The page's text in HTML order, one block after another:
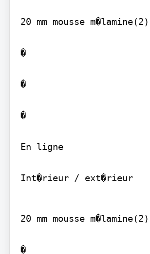
20 mm mousse m�lamine(2)
�
�
�
En ligne
Int�rieur / ext�rieur
20 mm mousse m�lamine(2)
�